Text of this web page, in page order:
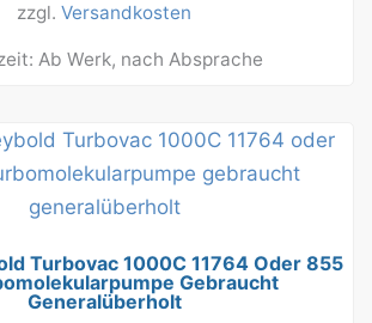
zzgl. Versandkosten
Ab Werk, nach Absprache
Turbovac 1000C 11764 Oder 855
Gebraucht
Generalüberholt